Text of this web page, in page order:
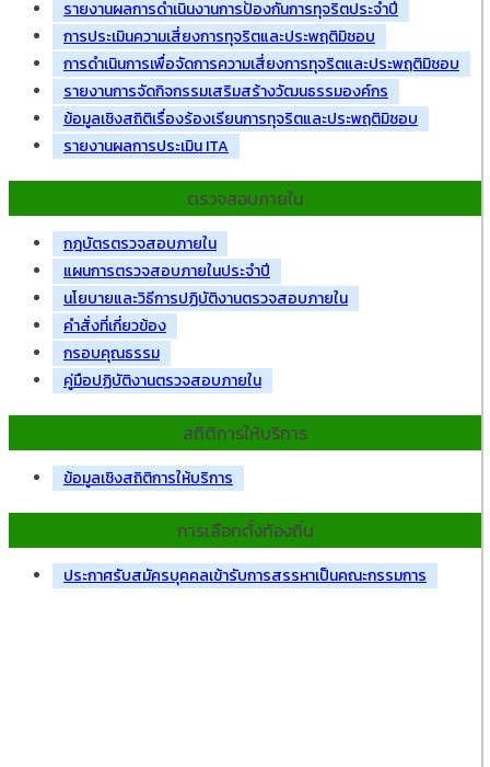
รายงานผลการดำเนินงานการป้องกันการทุจริตประจำปี
การประเมินความเสี่ยงการทุจริตและประพฤติมิชอบ
การดำเนินการเพื่อจัดการความเสี่ยงการทุจริตและประพฤติมิชอบ
รายงานการจัดกิจกรรมเสริมสร้างวัฒนธรรมองค์กร
ข้อมูลเชิงสถิติเรื่องร้องเรียนการทุจริตและประพฤติมิชอบ
รายงานผลการประเมิน ITA
ตรวจสอบภายใน
กฎบัตรตรวจสอบภายใน
แผนการตรวจสอบภายในประจำปี
นโยบายและวิธีการปฏิบัติงานตรวจสอบภายใน
คำสั่งที่เกี่ยวข้อง
กรอบคุณธรรม
คู่มือปฏิบัติงานตรวจสอบภายใน
สถิติการให้บริการ
ข้อมูลเชิงสถิติการให้บริการ
การเลือกตั้งท้องถิ่น
ประกาศรับสมัครบุคคลเข้ารับการสรรหาเป็นคณะกรรมการ